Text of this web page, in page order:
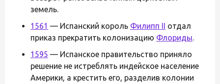
земель.
1561 — Испанский король Филипп II отдал
приказ прекратить колонизацию Флориды.
1595 — Испанское правительство приняло
решение не истреблять индейское население
Америки, а крестить его, разделив колонии